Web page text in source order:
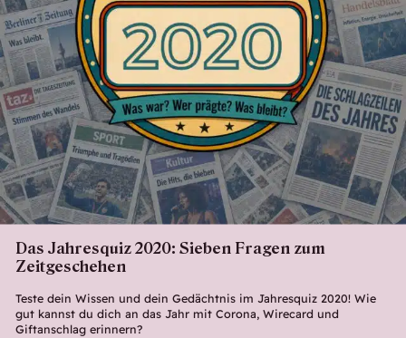
Das Jahresquiz 2020: Sieben Fragen zum
Zeitgeschehen
Teste dein Wissen und dein Gedächtnis im Jahresquiz 2020! Wie
gut kannst du dich an das Jahr mit Corona, Wirecard und
Giftanschlag erinnern?